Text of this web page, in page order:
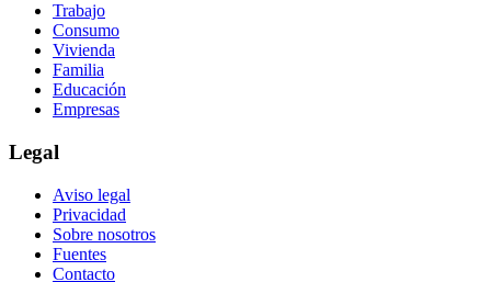
Trabajo
Consumo
Vivienda
Familia
Educación
Empresas
Legal
Aviso legal
Privacidad
Sobre nosotros
Fuentes
Contacto